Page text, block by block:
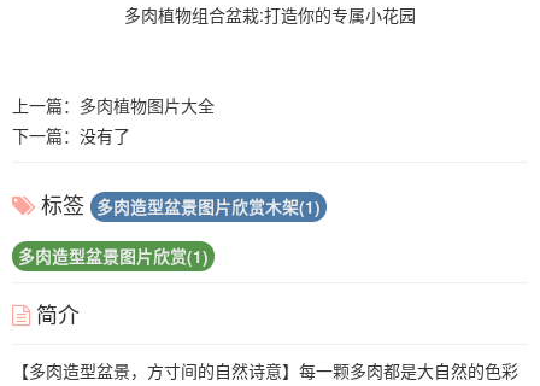
多肉植物组合盆栽:打造你的专属小花园
上一篇： 多肉植物图片大全
下一篇：没有了
标签 多肉造型盆景图片欣赏木架(1)
多肉造型盆景图片欣赏(1)
简介
【多肉造型盆景，方寸间的自然诗意】每一颗多肉都是大自然的色彩